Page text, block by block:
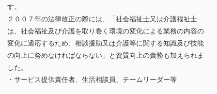
す。
２００７年の法律改正の際には、「社会福祉士又は介護福祉士
は、社会福祉及び介護を取り巻く環境の変化による業務の内容の
変化に適応するため、相談援助又は介護等に関する知識及び技能
の向上に努めなければならない」と資質向上の責務も加えられま
した。
・サービス提供責任者、生活相談員、チームリーダー等